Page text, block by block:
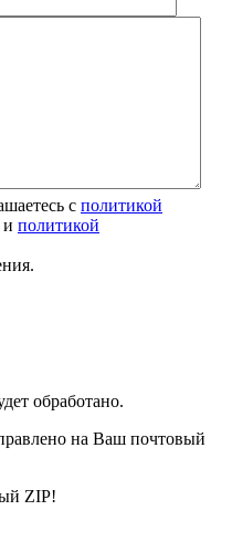
с политикой
и политикой
обработано.
на Ваш почтовый
ZIP!